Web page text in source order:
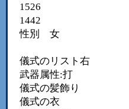
1526
1442
性別 女
儀式のリスト右
武器属性:打
儀式の髪飾り
儀式の衣